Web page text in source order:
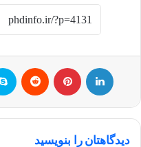
دیدگاهتان را بنویسید